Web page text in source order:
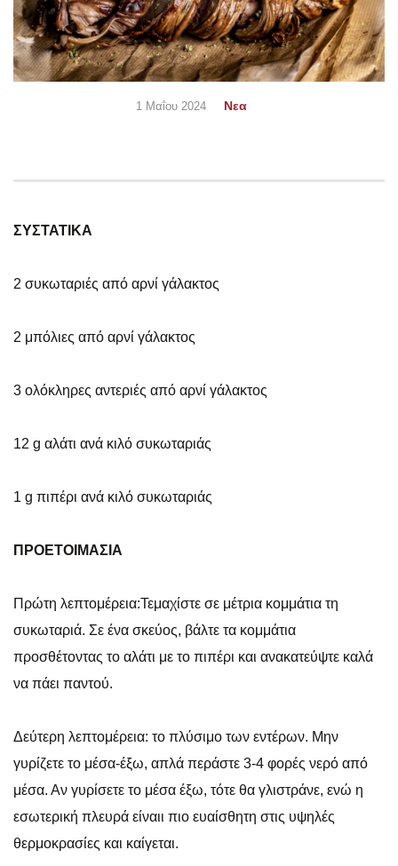
1 Μαΐου 2024 Νεα
ΣΥΣΤΑΤΙΚΑ
2 συκωταριές από αρνί γάλακτος
2 μπόλιες από αρνί γάλακτος
3 ολόκληρες αντεριές από αρνί γάλακτος
12 g αλάτι ανά κιλό συκωταριάς
1 g πιπέρι ανά κιλό συκωταριάς
ΠΡΟΕΤΟΙΜΑΣΙΑ
Πρώτη λεπτομέρεια:Τεμαχίστε σε μέτρια κομμάτια τη
συκωταριά. Σε ένα σκεύος, βάλτε τα κομμάτια
προσθέτοντας το αλάτι με το πιπέρι και ανακατεύψτε καλά
να πάει παντού.
Δεύτερη λεπτομέρεια: το πλύσιμο των εντέρων. Μην
γυρίζετε το μέσα-έξω, απλά περάστε 3-4 φορές νερό από
μέσα. Αν γυρίσετε το μέσα έξω, τότε θα γλιστράνε, ενώ η
εσωτερική πλευρά είναιι πιο ευαίσθητη στις υψηλές
θερμοκρασίες και καίγεται.